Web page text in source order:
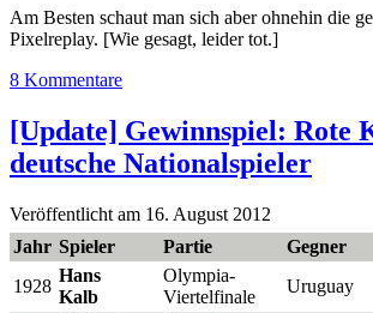
Am Besten schaut man sich aber ohnehin die
Pixelreplay. [Wie gesagt, leider tot.]
8 Kommentare
[Update] Gewinnspiel: Rote
deutsche Nationalspieler
Veröffentlicht am 16. August 2012
Jahr Spieler Partie Gegner
1928
Hans
Kalb
Olympia-
Viertelfinale
Uruguay